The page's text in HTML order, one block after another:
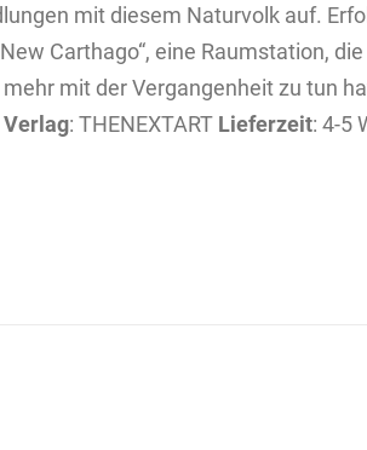
mit diesem Naturvolk auf.
Carthago“, eine Raumstation,
mit der Vergangenheit zu tun
Verlag: THENEXTART Lieferzeit: 4-5